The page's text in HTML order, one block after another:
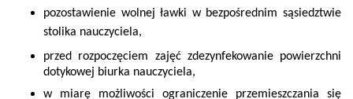
pozostawienie wolnej ławki w bezpośrednim sąsiedztwie
stolika nauczyciela,
przed rozpoczęciem zajęć zdezynfekowanie powierzchni
dotykowej biurka nauczyciela,
w miarę możliwości ograniczenie przemieszczania się